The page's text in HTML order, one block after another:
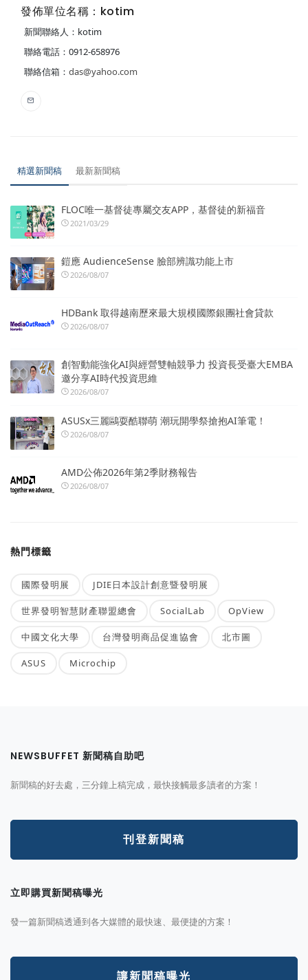
發佈單位名稱：kotim
新聞聯絡人：kotim
聯絡電話：0912-658976
聯絡信箱： das@yahoo.com
精選新聞稿 最新新聞稿
FLOC唯一基督徒專屬交友APP，基督徒的新福音
2021/03/29
鎧應 AudienceSense 臉部辨識功能上市
2026/08/07
HDBank 取得越南歷來最大規模國際銀團社會貸款
2026/08/07
創智動能強化AI與經營雙軸競爭力 投資長受臺大EMBA
邀分享AI時代投資思維
2026/08/07
ASUSx三麗鷗耍酷聯萌 潮玩開學祭搶抱AI筆電！
2026/08/07
AMD公佈2026年第2季財務報告
2026/08/07
熱門標籤
國際發明展 JDIE日本設計創意暨發明展
世界發明智慧財產聯盟總會 SocialLab OpView
中國文化大學 台灣發明商品促進協會 北市圖
ASUS Microchip
NEWSBUFFET 新聞稿自助吧
新聞稿的好去處，三分鐘上稿完成，最快接觸最多讀者的方案！
刊登新聞稿
立即購買新聞稿曝光
發一篇新聞稿透通到各大媒體的最快速、最便捷的方案！
讓新聞稿曝光